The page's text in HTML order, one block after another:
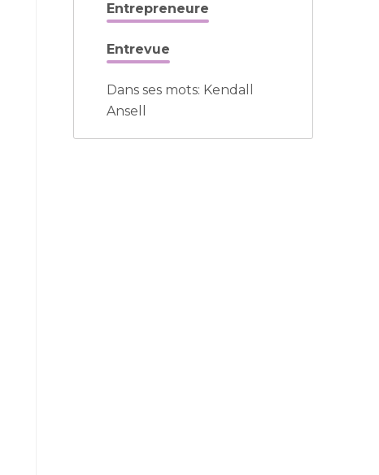
Entrepreneure
Entrevue
Dans ses mots: Kendall
Ansell